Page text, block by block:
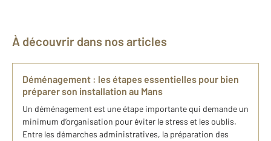
À découvrir dans nos articles
Déménagement : les étapes essentielles pour bien
préparer son installation au Mans
Un déménagement est une étape importante qui demande un
minimum d’organisation pour éviter le stress et les oublis.
Entre les démarches administratives, la préparation des